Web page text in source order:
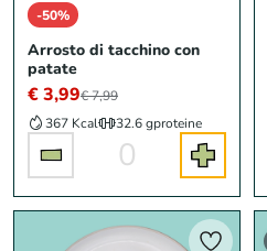
-50%
Arrosto di tacchino con
patate
€ 3,99€ 7,99
367 Kcal
32.6 gproteine
0